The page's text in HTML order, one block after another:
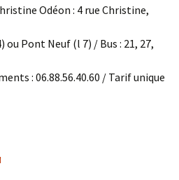
Odéon : 4 rue Christine,
ou Pont Neuf (l 7) / Bus : 21, 27,
: 06.88.56.40.60 / Tarif unique